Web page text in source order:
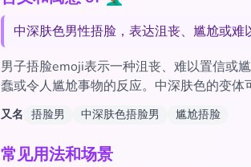
中深肤色男性捂脸，表达沮丧、尴尬或难
男子捂脸emoji表示一种沮丧、难以置信或
蠢或令人尴尬事物的反应。中深肤色的变
又名 捂脸男 中深肤色捂脸男 尴尬捂脸
常见用法和场景